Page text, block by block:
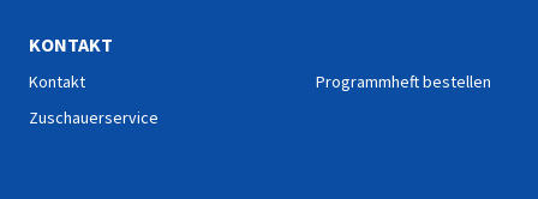
KONTAKT
Kontakt
Zuschauerservice
Programmheft bestellen